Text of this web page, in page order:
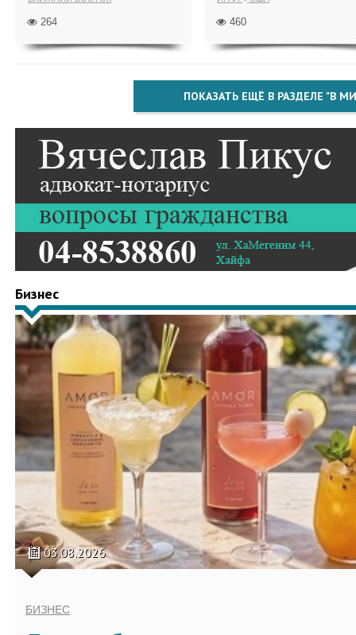
264 460
ПОКАЗАТЬ ЕЩЁ В РАЗДЕЛЕ "В
Бизнес
03.08.2026
БИЗНЕС